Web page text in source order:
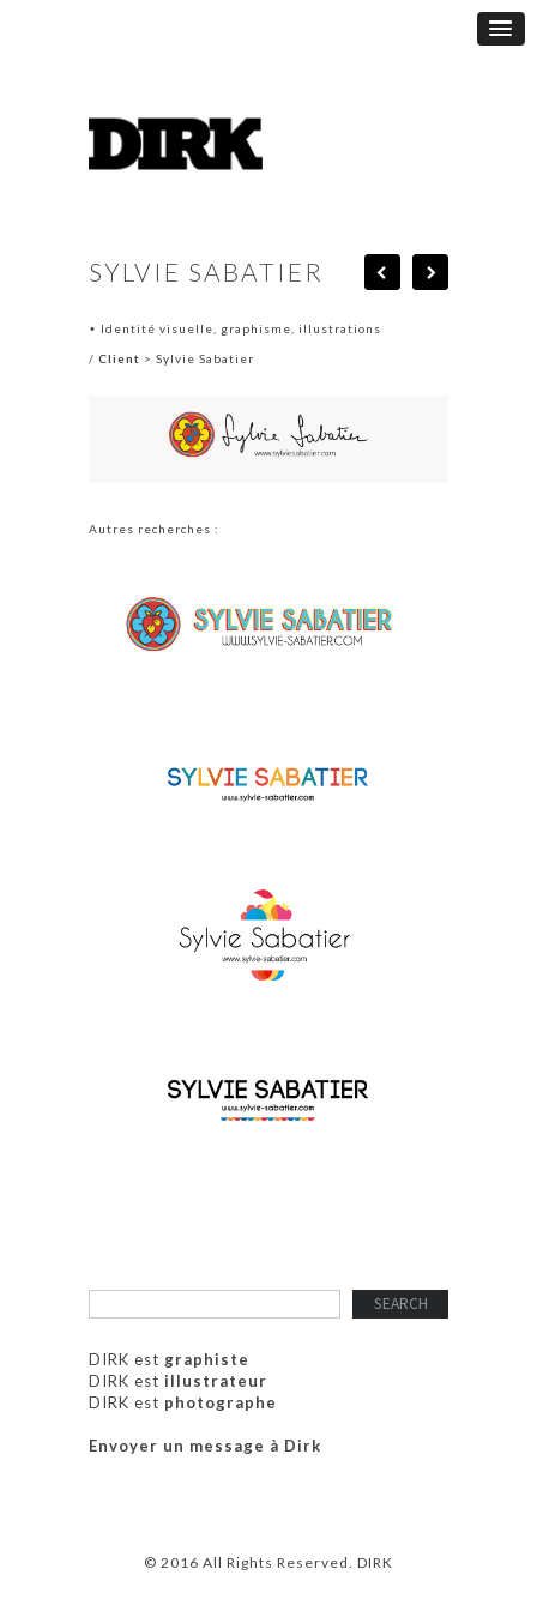
SYLVIE SABATIER
• Identité visuelle, graphisme, illustrations
/ Client > Sylvie Sabatier
Autres recherches :
DIRK est graphiste
DIRK est illustrateur
DIRK est photographe
Envoyer un message à Dirk
© 2016 All Rights Reserved. DIRK